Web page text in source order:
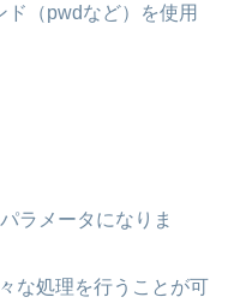
（pwdなど）を使用
ラメータになりま
な処理を行うことが可